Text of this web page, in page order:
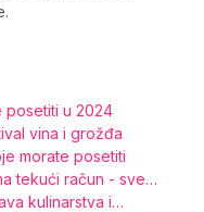
posetiti u 2024
vina i grožđa
morate posetiti
tekući račun - sve…
kulinarstva i…